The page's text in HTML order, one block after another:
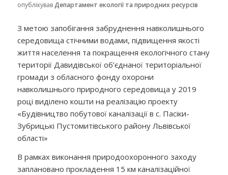
опублікувавДепартамент екології та природних ресурсів
З метою запобігання забруднення навколишнього
середовища стічними водами, підвищення якості
життя населення та покращення екологічного стану
території Давидівської об’єднаної територіальної
громади з обласного фонду охорони
навколишнього природного середовища у 2019
році виділено кошти на реалізацію проекту
«Будівництво побутової каналізації в с. Пасіки-
Зубрицькі Пустомитівського району Львівської
області»
В рамках виконання природоохоронного заходу
заплановано прокладення 15 км каналізаційної